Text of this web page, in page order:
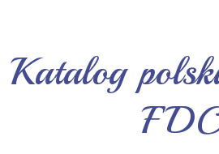
Katalog